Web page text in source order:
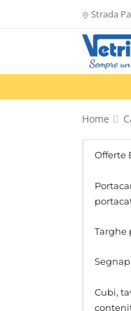
Strada
Home
Offerte
Targhe
Cubi,